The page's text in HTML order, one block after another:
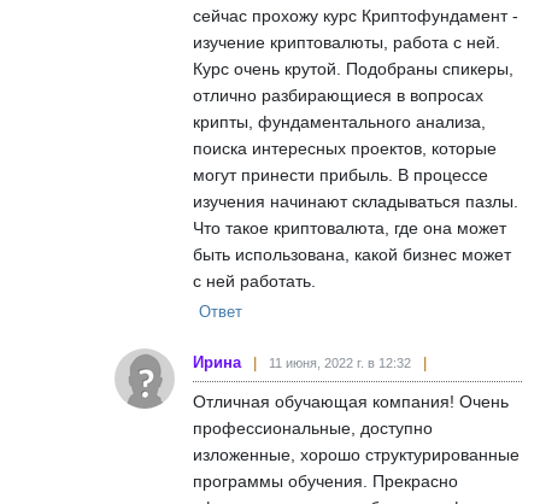
сейчас прохожу курс Криптофундамент -
изучение криптовалюты, работа с ней.
Курс очень крутой. Подобраны спикеры,
отлично разбирающиеся в вопросах
крипты, фундаментального анализа,
поиска интересных проектов, которые
могут принести прибыль. В процессе
изучения начинают складываться пазлы.
Что такое криптовалюта, где она может
быть использована, какой бизнес может
с ней работать.
Ответ
Ирина 11 июня, 2022 г. в 12:32
Отличная обучающая компания! Очень
профессиональные, доступно
изложенные, хорошо структурированные
программы обучения. Прекрасно